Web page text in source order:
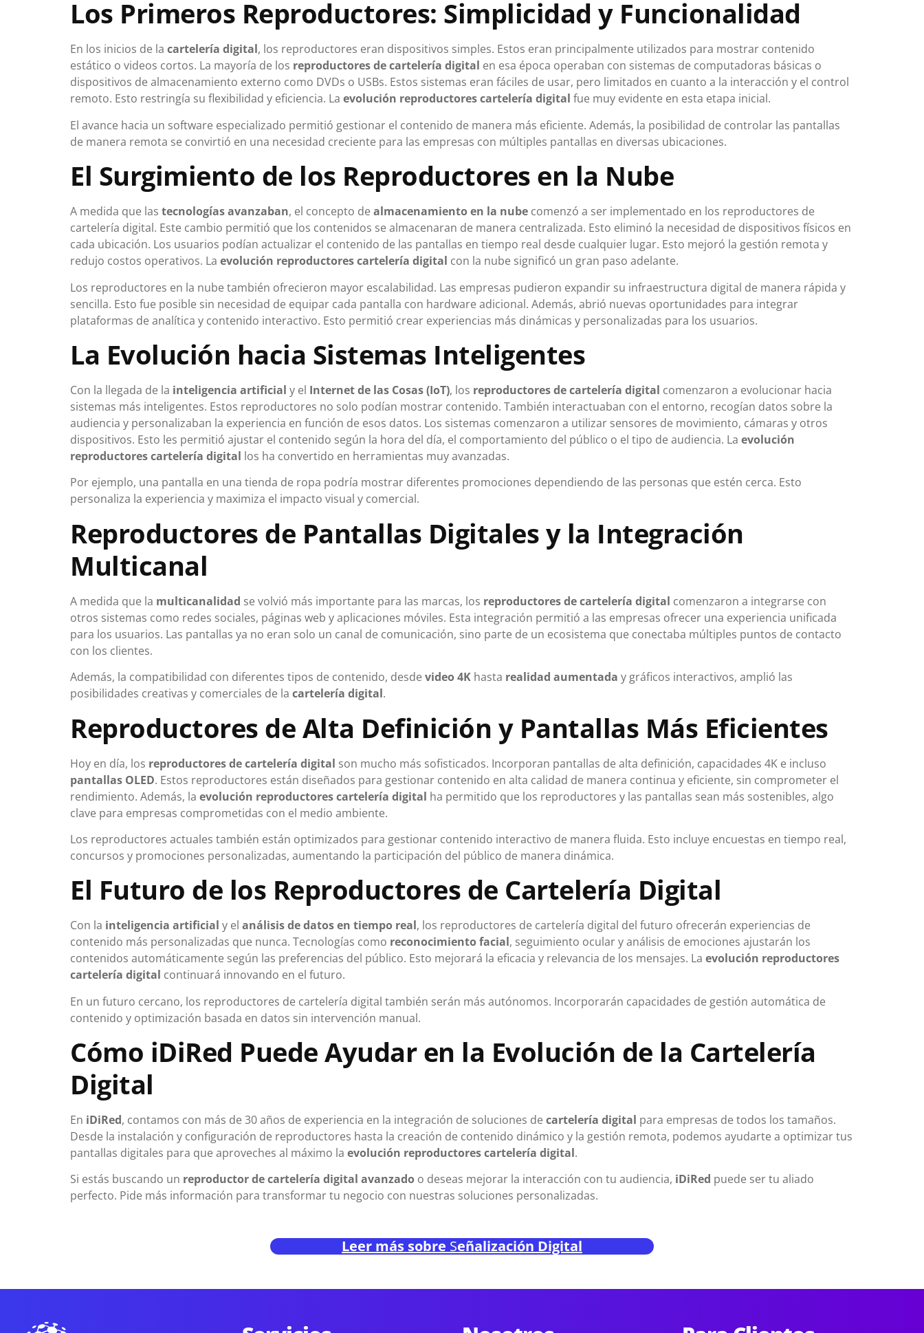
Los Primeros Reproductores: Simplicidad y Funcionalidad
En los inicios de la cartelería digital, los reproductores eran dispositivos simples. Estos eran principalmente utilizados para mostrar contenido
estático o videos cortos. La mayoría de los reproductores de cartelería digital en esa época operaban con sistemas de computadoras básicas o
dispositivos de almacenamiento externo como DVDs o USBs. Estos sistemas eran fáciles de usar, pero limitados en cuanto a la interacción y el control
remoto. Esto restringía su flexibilidad y eficiencia. La evolución reproductores cartelería digital fue muy evidente en esta etapa inicial.
El avance hacia un software especializado permitió gestionar el contenido de manera más eficiente. Además, la posibilidad de controlar las pantallas
de manera remota se convirtió en una necesidad creciente para las empresas con múltiples pantallas en diversas ubicaciones.
El Surgimiento de los Reproductores en la Nube
A medida que las tecnologías avanzaban, el concepto de almacenamiento en la nube comenzó a ser implementado en los reproductores de
cartelería digital. Este cambio permitió que los contenidos se almacenaran de manera centralizada. Esto eliminó la necesidad de dispositivos físicos en
cada ubicación. Los usuarios podían actualizar el contenido de las pantallas en tiempo real desde cualquier lugar. Esto mejoró la gestión remota y
redujo costos operativos. La evolución reproductores cartelería digital con la nube significó un gran paso adelante.
Los reproductores en la nube también ofrecieron mayor escalabilidad. Las empresas pudieron expandir su infraestructura digital de manera rápida y
sencilla. Esto fue posible sin necesidad de equipar cada pantalla con hardware adicional. Además, abrió nuevas oportunidades para integrar
plataformas de analítica y contenido interactivo. Esto permitió crear experiencias más dinámicas y personalizadas para los usuarios.
La Evolución hacia Sistemas Inteligentes
Con la llegada de la inteligencia artificial y el Internet de las Cosas (IoT), los reproductores de cartelería digital comenzaron a evolucionar hacia
sistemas más inteligentes. Estos reproductores no solo podían mostrar contenido. También interactuaban con el entorno, recogían datos sobre la
audiencia y personalizaban la experiencia en función de esos datos. Los sistemas comenzaron a utilizar sensores de movimiento, cámaras y otros
dispositivos. Esto les permitió ajustar el contenido según la hora del día, el comportamiento del público o el tipo de audiencia. La evolución
reproductores cartelería digital los ha convertido en herramientas muy avanzadas.
Por ejemplo, una pantalla en una tienda de ropa podría mostrar diferentes promociones dependiendo de las personas que estén cerca. Esto
personaliza la experiencia y maximiza el impacto visual y comercial.
Reproductores de Pantallas Digitales y la Integración
Multicanal
A medida que la multicanalidad se volvió más importante para las marcas, los reproductores de cartelería digital comenzaron a integrarse con
otros sistemas como redes sociales, páginas web y aplicaciones móviles. Esta integración permitió a las empresas ofrecer una experiencia unificada
para los usuarios. Las pantallas ya no eran solo un canal de comunicación, sino parte de un ecosistema que conectaba múltiples puntos de contacto
con los clientes.
Además, la compatibilidad con diferentes tipos de contenido, desde video 4K hasta realidad aumentada y gráficos interactivos, amplió las
posibilidades creativas y comerciales de la cartelería digital.
Reproductores de Alta Definición y Pantallas Más Eficientes
Hoy en día, los reproductores de cartelería digital son mucho más sofisticados. Incorporan pantallas de alta definición, capacidades 4K e incluso
pantallas OLED. Estos reproductores están diseñados para gestionar contenido en alta calidad de manera continua y eficiente, sin comprometer el
rendimiento. Además, la evolución reproductores cartelería digital ha permitido que los reproductores y las pantallas sean más sostenibles, algo
clave para empresas comprometidas con el medio ambiente.
Los reproductores actuales también están optimizados para gestionar contenido interactivo de manera fluida. Esto incluye encuestas en tiempo real,
concursos y promociones personalizadas, aumentando la participación del público de manera dinámica.
El Futuro de los Reproductores de Cartelería Digital
Con la inteligencia artificial y el análisis de datos en tiempo real, los reproductores de cartelería digital del futuro ofrecerán experiencias de
contenido más personalizadas que nunca. Tecnologías como reconocimiento facial, seguimiento ocular y análisis de emociones ajustarán los
contenidos automáticamente según las preferencias del público. Esto mejorará la eficacia y relevancia de los mensajes. La evolución reproductores
cartelería digital continuará innovando en el futuro.
En un futuro cercano, los reproductores de cartelería digital también serán más autónomos. Incorporarán capacidades de gestión automática de
contenido y optimización basada en datos sin intervención manual.
Cómo iDiRed Puede Ayudar en la Evolución de la Cartelería
Digital
En iDiRed, contamos con más de 30 años de experiencia en la integración de soluciones de cartelería digital para empresas de todos los tamaños.
Desde la instalación y configuración de reproductores hasta la creación de contenido dinámico y la gestión remota, podemos ayudarte a optimizar tus
pantallas digitales para que aproveches al máximo la evolución reproductores cartelería digital.
Si estás buscando un reproductor de cartelería digital avanzado o deseas mejorar la interacción con tu audiencia, iDiRed puede ser tu aliado
perfecto. Pide más información para transformar tu negocio con nuestras soluciones personalizadas.
Leer más sobre Señalización Digital